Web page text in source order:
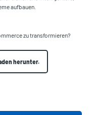
aufbauen.
zu transformieren?
herunter.